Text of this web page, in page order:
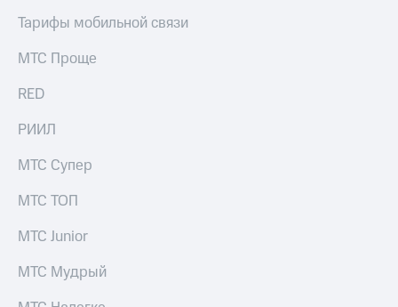
Тарифы мобильной связи
МТС Проще
RED
РИИЛ
МТС Супер
МТС ТОП
МТС Junior
МТС Мудрый